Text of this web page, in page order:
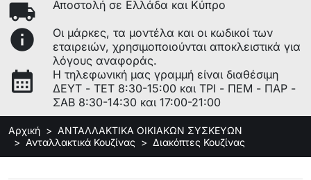
local_shipping Αποστολή σε Ελλάδα και Κύπρο
info
Οι μάρκες, τα μοντέλα και οι κωδικοί των
εταιρειών, χρησιμοποιούνται αποκλειστικά για
λόγους αναφοράς.
calendar_month
Η τηλεφωνική μας γραμμή είναι διαθέσιμη
ΔΕΥΤ - ΤΕΤ 8:30-15:00 και ΤΡΙ - ΠΕΜ - ΠΑΡ -
ΣΑΒ 8:30-14:30 και 17:00-21:00
Αρχική
ΑΝΤΑΛΛΑΚΤΙΚΑ ΟΙΚΙΑΚΩΝ ΣΥΣΚΕΥΩΝ
Ανταλλακτικά Κουζίνας
Διακόπτες Κουζίνας